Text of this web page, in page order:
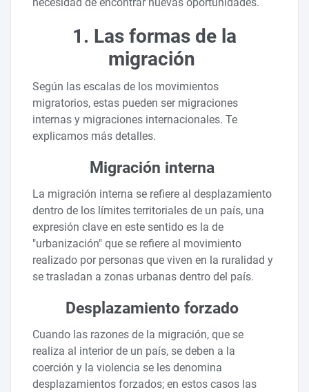
1. Las formas de la
migración
Según las escalas de los movimientos
migratorios, estas pueden ser migraciones
internas y migraciones internacionales. Te
explicamos más detalles.
Migración interna
La migración interna se refiere al desplazamiento
dentro de los límites territoriales de un país, una
expresión clave en este sentido es la de
"urbanización" que se refiere al movimiento
realizado por personas que viven en la ruralidad y
se trasladan a zonas urbanas dentro del país.
Desplazamiento forzado
Cuando las razones de la migración, que se
realiza al interior de un país, se deben a la
coerción y la violencia se les denomina
desplazamientos forzados; en estos casos las